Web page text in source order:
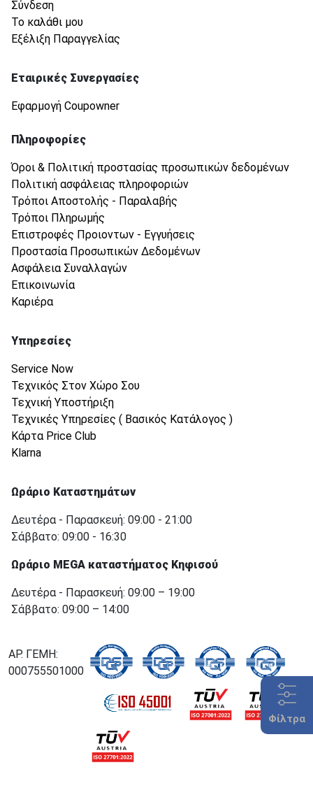
Φίλτρα
Σύνδεση
Το καλάθι μου
Εξέλιξη Παραγγελίας
Εταιρικές Συνεργασίες
Εφαρμογή Coupowner
Πληροφορίες
Όροι & Πολιτική προστασίας προσωπικών δεδομένων
Πολιτική ασφάλειας πληροφοριών
Τρόποι Αποστολής - Παραλαβής
Τρόποι Πληρωμής
Επιστροφές Προιοντων - Εγγυήσεις
Προστασία Προσωπικών Δεδομένων
Ασφάλεια Συναλλαγών
Επικοινωνία
Καριέρα
Υπηρεσίες
Service Now
Τεχνικός Στον Χώρο Σου
Τεχνική Υποστήριξη
Τεχνικές Υπηρεσίες ( Βασικός Κατάλογος )
Κάρτα Price Club
Klarna
Ωράριο Καταστημάτων
Δευτέρα - Παρασκευή: 09:00 - 21:00
Σάββατο: 09:00 - 16:30
Ωράριο MEGA καταστήματος Κηφισού
Δευτέρα - Παρασκευή: 09:00 – 19:00
Σάββατο: 09:00 – 14:00
ΑΡ. ΓΕΜΗ:
000755501000